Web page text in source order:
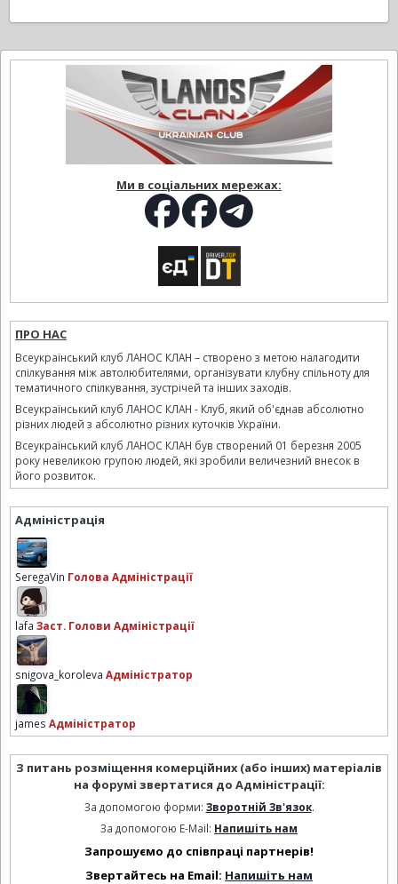
Ми в соціальних мережах:
ПРО НАС
Всеукраїнський клуб ЛАНОС КЛАН – створено з метою налагодити
спілкування між автолюбителями, організувати клубну спільноту для
тематичного спілкування, зустрічей та інших заходів.
Всеукраїнський клуб ЛАНОС КЛАН - Клуб, який об'єднав абсолютно
різних людей з абсолютно різних куточків України.
Всеукраїнський клуб ЛАНОС КЛАН був створений 01 березня 2005
року невеликою групою людей, які зробили величезний внесок в
його розвиток.
Адміністрація
SeregaVin Голова Адміністрації
lafa Заст. Голови Адміністрації
snigova_koroleva Адміністратор
james Адміністратор
З питань розміщення комерційних (або інших) матеріалів
на форумі звертатися до Адміністрації:
За допомогою форми: Зворотній Зв'язок.
За допомогою E-Mail: Напишіть нам
Запрошуємо до співпраці партнерів!
Звертайтесь на Email: Напишіть нам